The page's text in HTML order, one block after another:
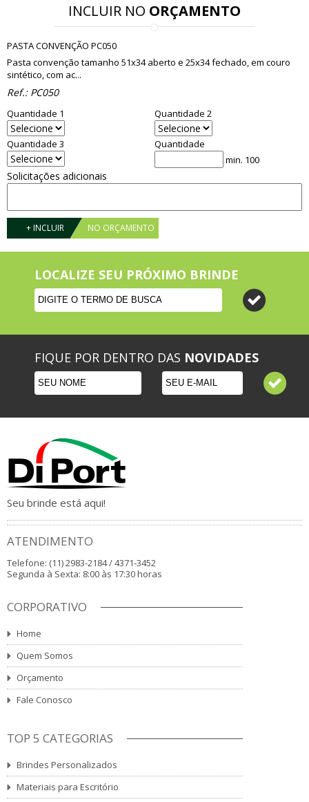
INCLUIR NO ORÇAMENTO
PASTA CONVENÇÃO PC050
Pasta convenção tamanho 51x34 aberto e 25x34 fechado, em couro
sintético, com ac...
Ref.: PC050
Quantidade 1 Quantidade 2
Quantidade 3
Quantidade
min. 100
Solicitações adicionais
+ INCLUIR NO ORÇAMENTO
LOCALIZE SEU PRÓXIMO BRINDE
FIQUE POR DENTRO DAS NOVIDADES
Seu brinde está aqui!
ATENDIMENTO
Telefone: (11) 2983-2184 / 4371-3452
Segunda à Sexta: 8:00 às 17:30 horas
CORPORATIVO
Home
Quem Somos
Orçamento
Fale Conosco
TOP 5 CATEGORIAS
Brindes Personalizados
Materiais para Escritório